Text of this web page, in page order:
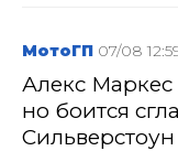
МотоГП 07/08
Алекс Маркес
но боится